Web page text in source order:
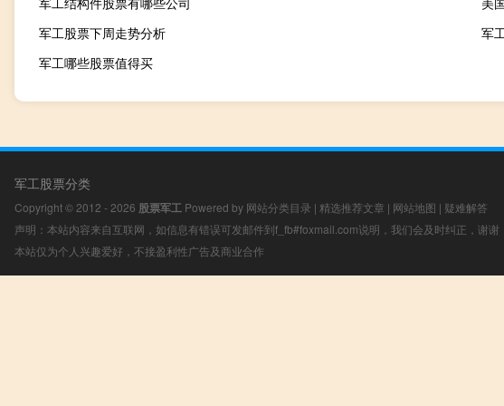
军工股票下周走势分析
军
军工哪些股票值得买
军工股票分类
Copyright © 2012 - 2026 股票军工 Powered by 网站分类目录 | 精选推荐文章 | 网站地图 | 疑难解答
声明：本站内容来自互联网，如信息有错误可发邮件到f_fb#foxmail.com说明，我们会及时纠正，谢谢
本站仅为个人兴趣爱好，不接盈利性广告及商业合作